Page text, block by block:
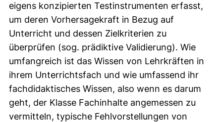
eigens konzipierten Testinstrumenten erfasst,
um deren Vorhersagekraft in Bezug auf
Unterricht und dessen Zielkriterien zu
überprüfen (sog. prädiktive Validierung). Wie
umfangreich ist das Wissen von Lehrkräften in
ihrem Unterrichtsfach und wie umfassend ihr
fachdidaktisches Wissen, also wenn es darum
geht, der Klasse Fachinhalte angemessen zu
vermitteln, typische Fehlvorstellungen von